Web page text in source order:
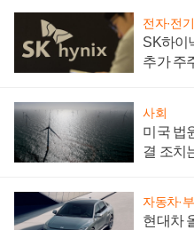
전자·전
SK하이
추가 주
사회
미국 법
결 조치
자동차·
현대차